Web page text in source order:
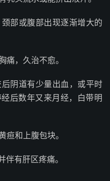
或腹部出现逐渐增大的
，久治不愈。
道有少量出血，或平时
后数年又来月经，白带明
和上腹包块。
有肝区疼痛。